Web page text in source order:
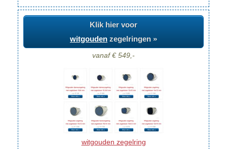
Klik hier voor
witgouden zegelringen »
vanaf € 549,-
witgouden zegelring